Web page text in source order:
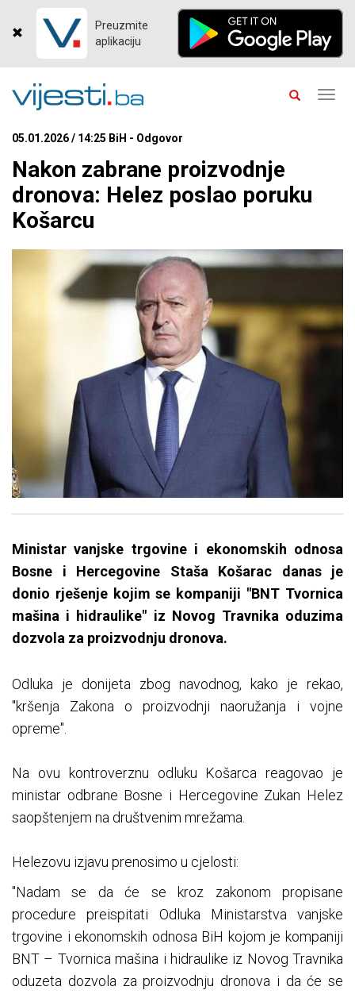
Preuzmite
aplikaciju
05.01.2026 / 14:25 BiH - Odgovor
Nakon zabrane proizvodnje
dronova: Helez poslao poruku
Košarcu
Ministar vanjske trgovine i ekonomskih odnosa
Bosne i Hercegovine Staša Košarac danas je
donio rješenje kojim se kompaniji "BNT Tvornica
mašina i hidraulike" iz Novog Travnika oduzima
dozvola za proizvodnju dronova.
Odluka je donijeta zbog navodnog, kako je rekao,
"kršenja Zakona o proizvodnji naoružanja i vojne
opreme".
Na ovu kontroverznu odluku Košarca reagovao je
ministar odbrane Bosne i Hercegovine Zukan Helez
saopštenjem na društvenim mrežama.
Helezovu izjavu prenosimo u cjelosti:
"Nadam se da će se kroz zakonom propisane
procedure preispitati Odluka Ministarstva vanjske
trgovine i ekonomskih odnosa BiH kojom je kompaniji
BNT – Tvornica mašina i hidraulike iz Novog Travnika
oduzeta dozvola za proizvodnju dronova i da će se